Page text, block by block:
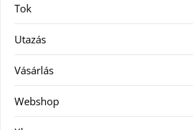
Tok
Utazás
Vásárlás
Webshop